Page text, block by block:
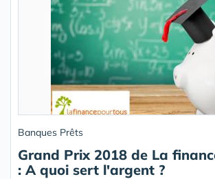
Banques Prêts
Grand Prix 2018 de La
: A quoi sert l'argent ?